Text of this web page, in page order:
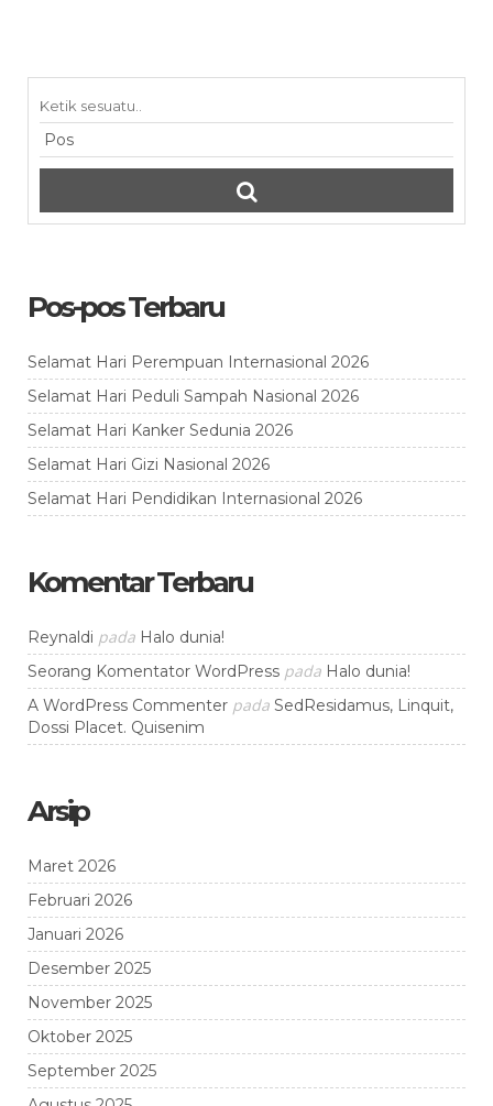
Pos-pos Terbaru
Selamat Hari Perempuan Internasional 2026
Selamat Hari Peduli Sampah Nasional 2026
Selamat Hari Kanker Sedunia 2026
Selamat Hari Gizi Nasional 2026
Selamat Hari Pendidikan Internasional 2026
Komentar Terbaru
Reynaldi pada Halo dunia!
Seorang Komentator WordPress pada Halo dunia!
A WordPress Commenter pada SedResidamus, Linquit,
Dossi Placet. Quisenim
Arsip
Maret 2026
Februari 2026
Januari 2026
Desember 2025
November 2025
Oktober 2025
September 2025